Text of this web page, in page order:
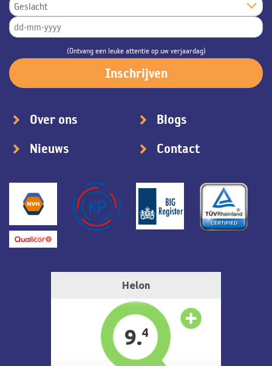
(Ontvang een leuke attentie op uw verjaardag)
Over ons
Blogs
Nieuws
Contact